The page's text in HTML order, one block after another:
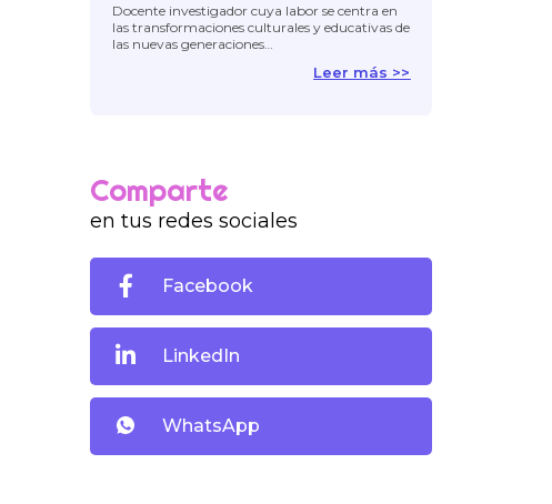
Docente investigador cuya labor se centra en
las transformaciones culturales y educativas de
las nuevas generaciones…
Leer más >>
Comparte
en tus redes sociales
Facebook
LinkedIn
WhatsApp